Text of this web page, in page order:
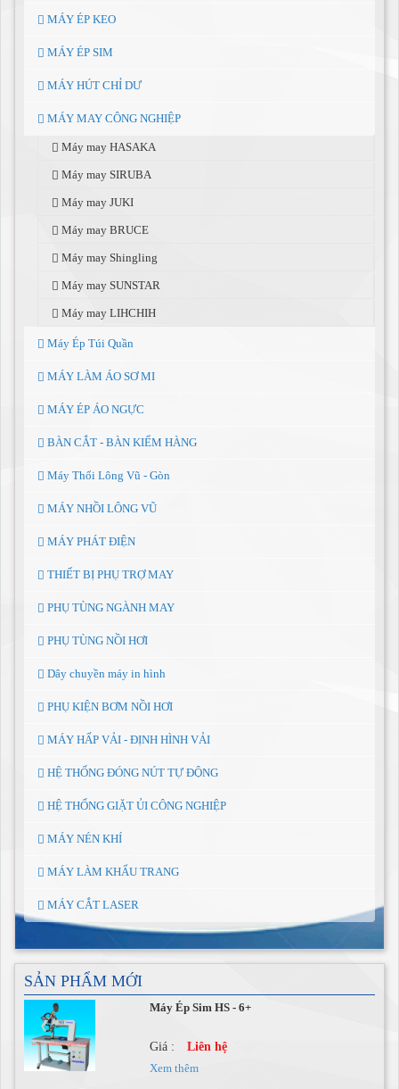
MÁY ÉP KEO
MÁY ÉP SIM
MÁY HÚT CHỈ DƯ
MÁY MAY CÔNG NGHIỆP
Máy may HASAKA
Máy may SIRUBA
Máy may JUKI
Máy may BRUCE
Máy may Shingling
Máy may SUNSTAR
Máy may LIHCHIH
Máy Ép Túi Quần
MÁY LÀM ÁO SƠ MI
MÁY ÉP ÁO NGỰC
BÀN CẮT - BÀN KIỂM HÀNG
Máy Thổi Lông Vũ - Gòn
MÁY NHỒI LÔNG VŨ
MÁY PHÁT ĐIỆN
THIẾT BỊ PHỤ TRỢ MAY
PHỤ TÙNG NGÀNH MAY
PHỤ TÙNG NỒI HƠI
Dây chuyền máy in hình
PHỤ KIỆN BƠM NỒI HƠI
MÁY HẤP VẢI - ĐỊNH HÌNH VẢI
HỆ THỐNG ĐÓNG NÚT TỰ ĐỘNG
HỆ THỐNG GIẶT ỦI CÔNG NGHIỆP
MÁY NÉN KHÍ
MÁY LÀM KHẨU TRANG
MÁY CẮT LASER
SẢN PHẨM MỚI
Máy Ép Sim HS - 6+
Giá :
Liên hệ
Xem thêm